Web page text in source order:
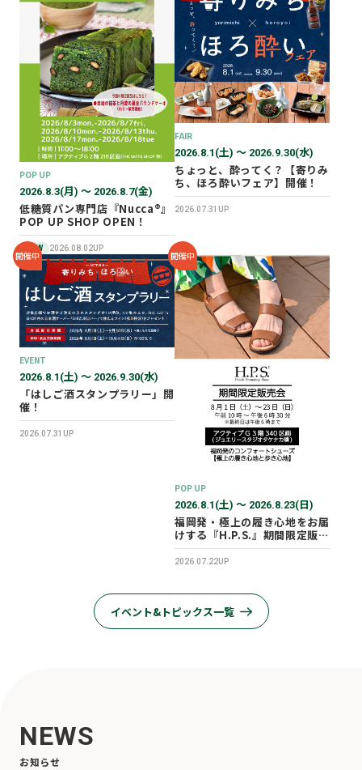
POP UP
2026.8.3(月) 〜 2026.8.7(金)
低糖質パン専門店『Nucca®』
POP UP SHOP OPEN！
NEW 2026.08.02UP
FAIR
2026.8.1(土) 〜 2026.9.30(水)
ちょっと、酔ってく？【寄りみ
ち、ほろ酔いフェア】開催！
2026.07.31UP
開催中
EVENT
2026.8.1(土) 〜 2026.9.30(水)
「はしご酒スタンプラリー」開
催！
2026.07.31UP
開催中
POP UP
2026.8.1(土) 〜 2026.8.23(日)
福岡発・極上の履き心地をお届
けする『H.P.S.』期間限定販売
会を開催✨
2026.07.22UP
イベント&トピックス一覧
NEWS
お知らせ